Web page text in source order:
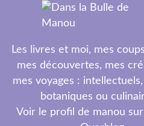
Les livres et moi, mes
mes découvertes, mes
mes voyages :
botaniques ou
Voir le profil de manou